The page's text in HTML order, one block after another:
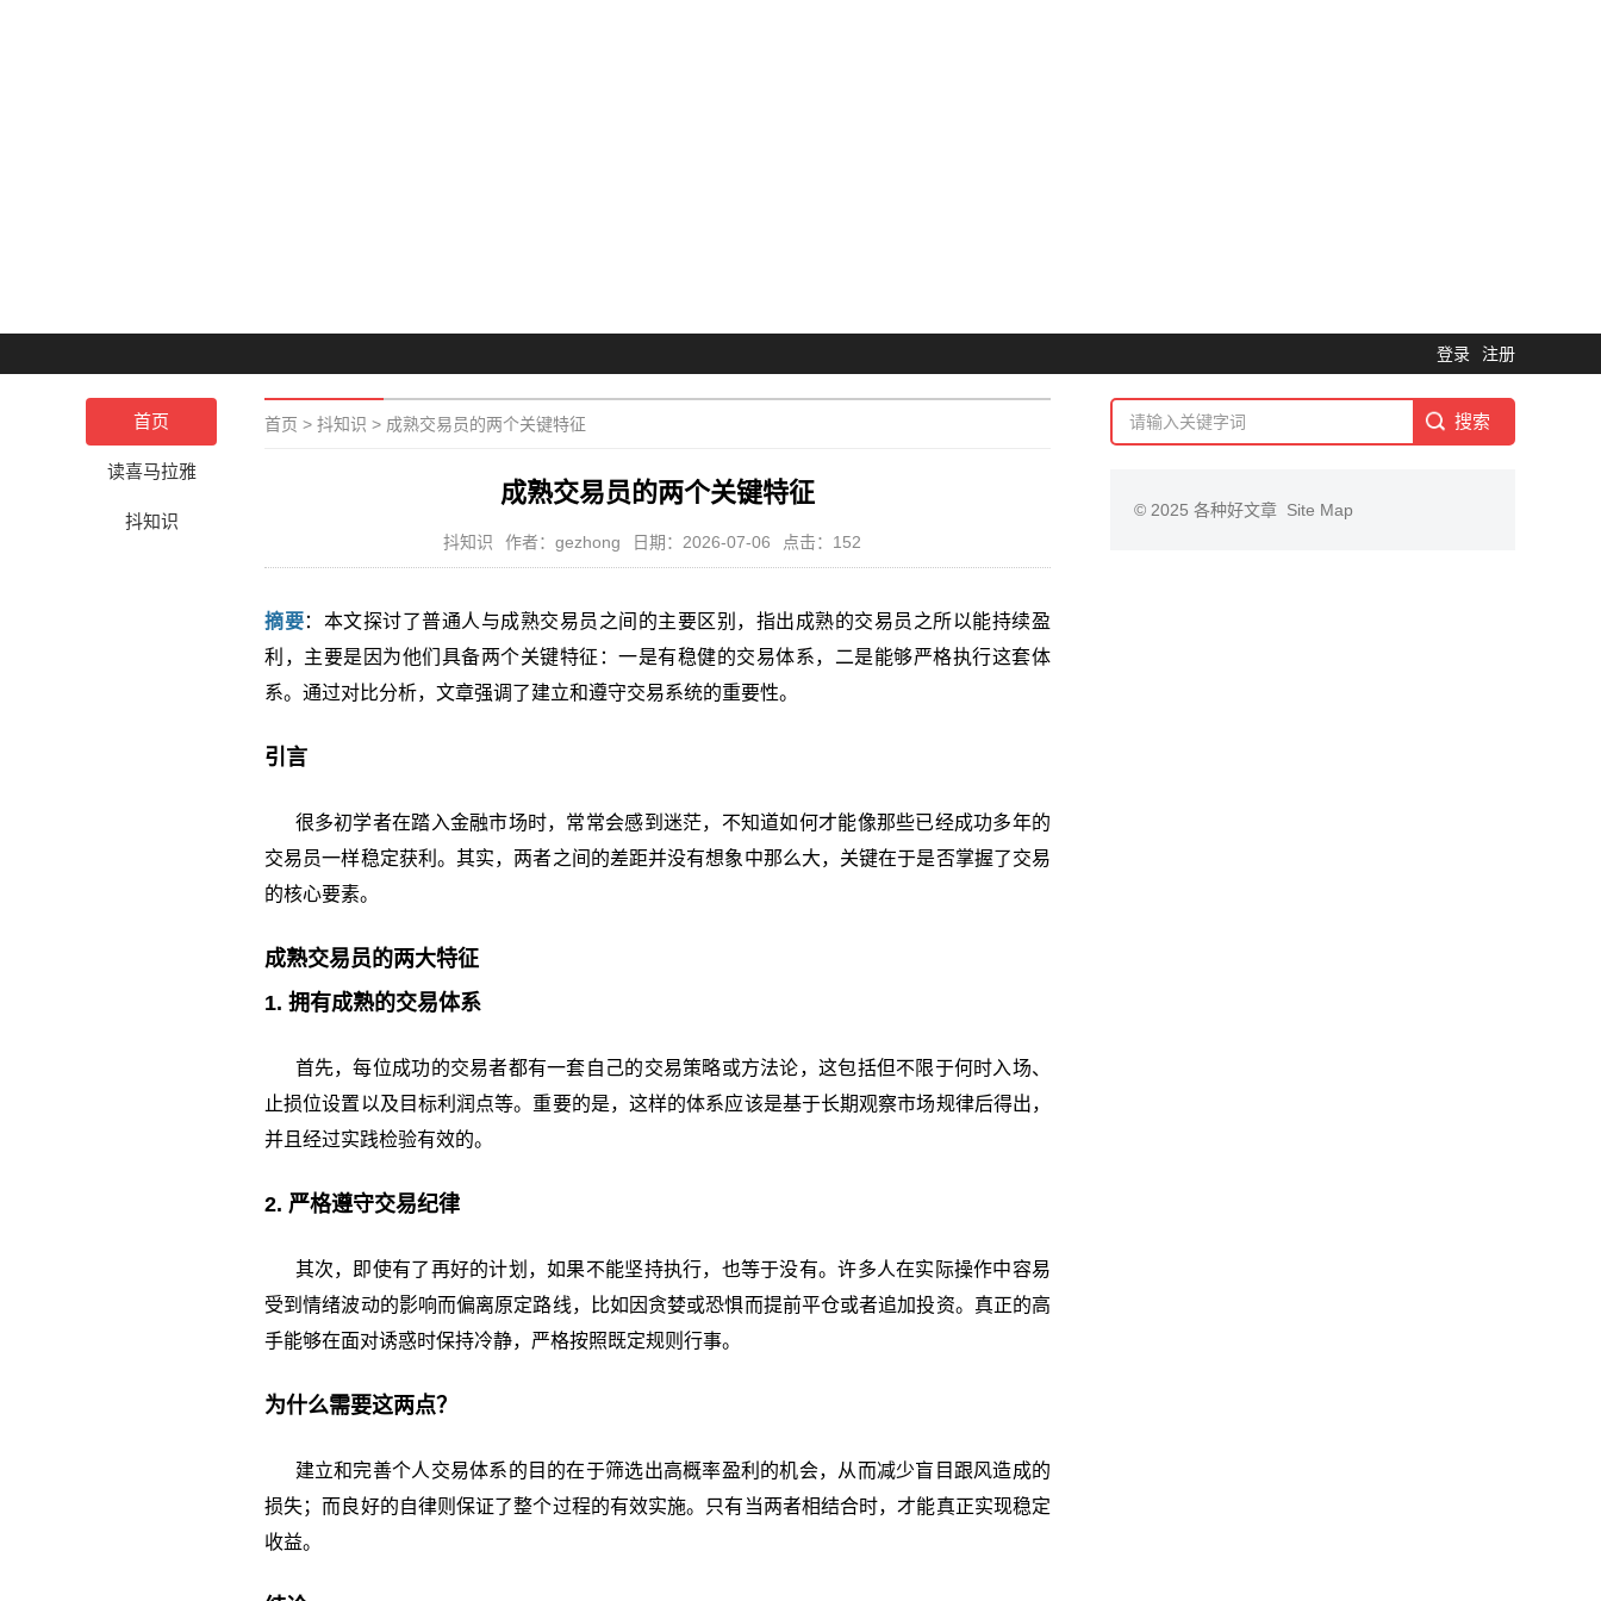
登录 注册
首页
读喜马拉雅
抖知识
首页 > 抖知识 > 成熟交易员的两个关键特征
成熟交易员的两个关键特征
抖知识 作者：gezhong 日期：2026-07-06 点击：152
摘要：本文探讨了普通人与成熟交易员之间的主要区别，指出成熟的交易员之所以能持续盈
利，主要是因为他们具备两个关键特征：一是有稳健的交易体系，二是能够严格执行这套体
系。通过对比分析，文章强调了建立和遵守交易系统的重要性。
引言
很多初学者在踏入金融市场时，常常会感到迷茫，不知道如何才能像那些已经成功多年的
交易员一样稳定获利。其实，两者之间的差距并没有想象中那么大，关键在于是否掌握了交易
的核心要素。
成熟交易员的两大特征
1. 拥有成熟的交易体系
首先，每位成功的交易者都有一套自己的交易策略或方法论，这包括但不限于何时入场、
止损位设置以及目标利润点等。重要的是，这样的体系应该是基于长期观察市场规律后得出，
并且经过实践检验有效的。
2. 严格遵守交易纪律
其次，即使有了再好的计划，如果不能坚持执行，也等于没有。许多人在实际操作中容易
受到情绪波动的影响而偏离原定路线，比如因贪婪或恐惧而提前平仓或者追加投资。真正的高
手能够在面对诱惑时保持冷静，严格按照既定规则行事。
为什么需要这两点？
建立和完善个人交易体系的目的在于筛选出高概率盈利的机会，从而减少盲目跟风造成的
损失；而良好的自律则保证了整个过程的有效实施。只有当两者相结合时，才能真正实现稳定
收益。
© 2025 各种好文章 Site Map